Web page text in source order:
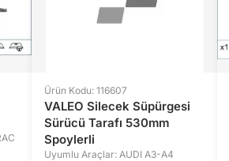
Ürün Kodu: 116607
VALEO Silecek Süpürgesi
Sürücü Tarafı 530mm
Spoylerli
Uyumlu Araçlar: AUDI A3-A4